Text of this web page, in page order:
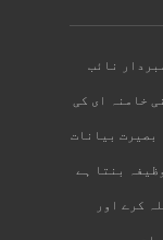
نائب
خامنہ ای کی
بصیرت بیانات
بنتا ہے
کرے اور